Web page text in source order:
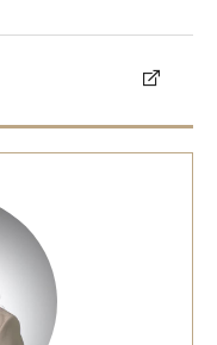
トロナク全額奨学金